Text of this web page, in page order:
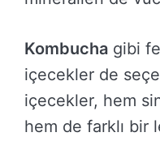
Kombucha gibi
içecekler de
içecekler, hem
hem de farklı bir